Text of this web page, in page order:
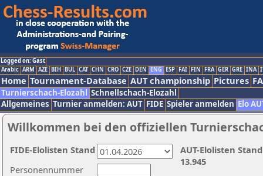
Logged on: Gast
Arabic ARM AZE BIH BUL CAT CHN CRO CZE DEN ENG ESP FAI FIN FRA GER GRE INA
Home Tournament-Database AUT championship Pictures
Turnierschach-Elozahl Schnellschach-Elozahl
Allgemeines Turnier anmelden: AUT FIDE Spieler anmelden Elo
Willkommen bei den offiziellen
Personennummer
AUT-Elolisten
13.945
FIDE-Elolisten Stand